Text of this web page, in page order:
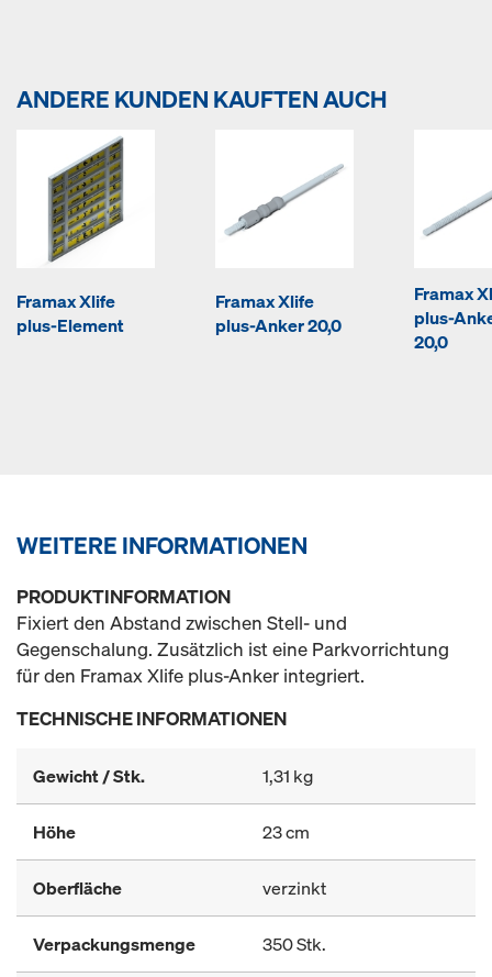
ANDERE KUNDEN KAUFTEN AUCH
Framax Xlife
plus-Element
Framax Xlife
plus-Anker 20,0
Framax
plus-
20,0
WEITERE INFORMATIONEN
PRODUKTINFORMATION
Fixiert den Abstand zwischen Stell- und
Gegenschalung. Zusätzlich ist eine Parkvorrichtung
für den Framax Xlife plus-Anker integriert.
TECHNISCHE INFORMATIONEN
Gewicht / Stk. 1,31 kg
Höhe 23 cm
Oberfläche verzinkt
Verpackungsmenge 350 Stk.